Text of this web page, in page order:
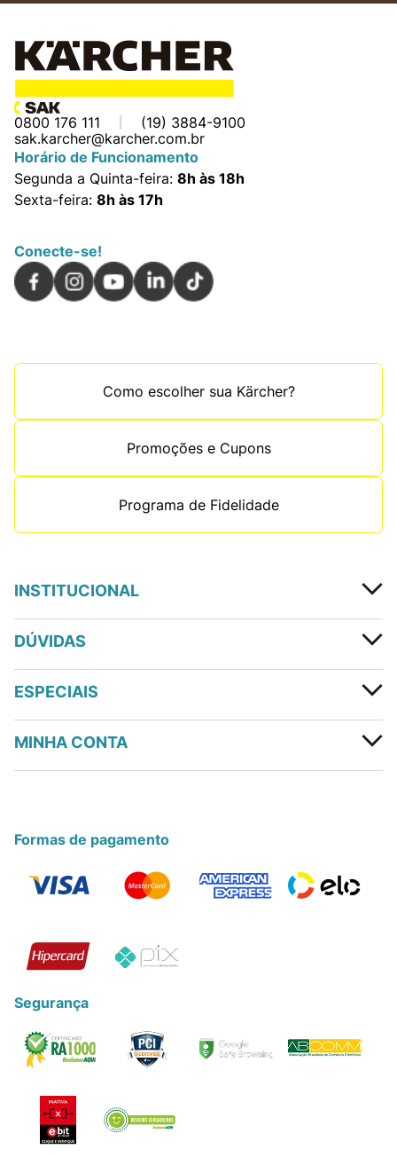
0800 176 111
(19) 3884-9100
sak.karcher@karcher.com.br
Horário de Funcionamento
Segunda a Quinta-feira: 8h às 18h
Sexta-feira: 8h às 17h
Conecte-se!
Como escolher sua Kärcher?
Promoções e Cupons
Programa de Fidelidade
INSTITUCIONAL
DÚVIDAS
ESPECIAIS
MINHA CONTA
Formas de pagamento
Segurança